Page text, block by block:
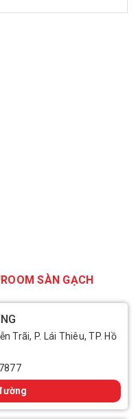
SÀN GẠCH
Trãi, P. Lái Thiêu, TP. Hồ